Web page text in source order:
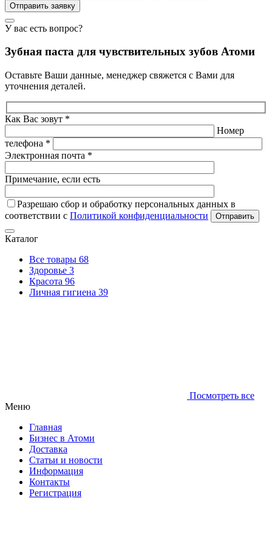
Отправить заявку
У вас есть вопрос?
Зубная паста для чувствительных зубов Атоми
Оставьте Ваши данные, менеджер свяжется с Вами для
уточнения деталей.
Как Вас зовут *
Номер
телефона *
Электронная почта *
Примечание, если есть
Разрешаю сбор и обработку персональных данных в
соответствии с Политикой конфиденциальности Отправить
Каталог
Все товары 68
Здоровье 3
Красота 96
Личная гигиена 39
Посмотреть все
Меню
Главная
Бизнес в Атоми
Доставка
Статьи и новости
Информация
Контакты
Регистрация